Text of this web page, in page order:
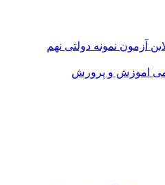
آزمون نمونه دولتی نهم
اموزش و پرورش